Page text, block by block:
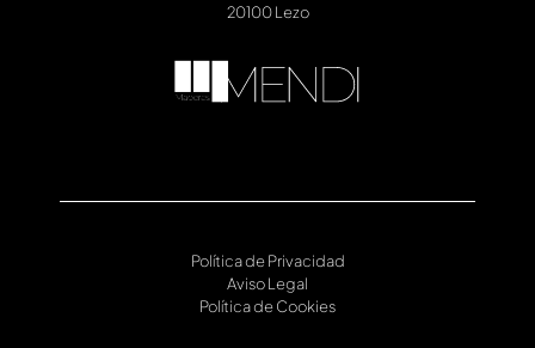
20100 Lezo
Política de Privacidad
Aviso Legal
Política de Cookies